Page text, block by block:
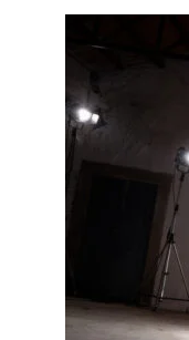
sürdürülebilirlik
Enerjisa Üretim’in
pekiştirirken,
bir mobilite ortağı